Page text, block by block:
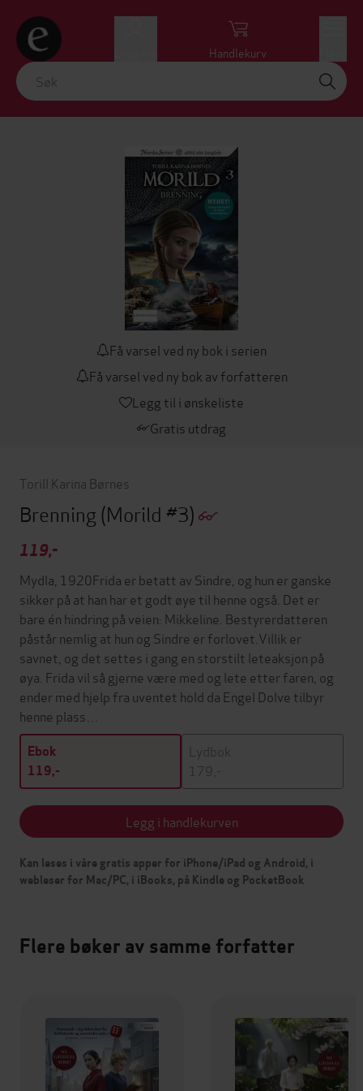
Handlekurv
Få varsel ved ny bok i serien
Få varsel ved ny bok av forfatteren
Legg til i ønskeliste
Gratis utdrag
Torill Karina Børnes
Brenning (Morild #3)
119,-
Mydla, 1920Frida er betatt av Sindre, og hun er ganske
sikker på at han har et godt øye til henne også. Det er
bare én hindring på veien: Mikkeline. Bestyrerdatteren
påstår nemlig at hun og Sindre er forlovet.Villik er
savnet, og det settes i gang en storstilt leteaksjon på
øya. Frida vil så gjerne være med og lete etter faren, og
ender med hjelp fra uventet hold da Engel Dolve tilbyr
henne plass…
Ebok
119,-
Lydbok
179,-
Legg i handlekurven
Kan leses i våre gratis apper for iPhone/iPad og Android, i
webleser for Mac/PC, i iBooks, på Kindle og PocketBook
Flere bøker av samme forfatter